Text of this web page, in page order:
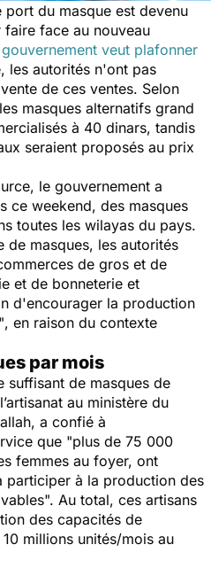
du masque est devenu
face au nouveau
veut plafonner
les autorités n'ont pas
de ces ventes. Selon
masques alternatifs grand
à 40 dinars, tandis
seraient proposés au prix
le gouvernement a
ce weekend, des masques
toutes les wilayas du pays.
de masques, les autorités
de gros et de
et de bonneterie et
d'encourager la production
, en raison du contexte
par mois
suffisant de masques de
au ministère du
a confié à
que "plus de 75 000
femmes au foyer, ont
participer à la production des
Au total, ces artisans
des capacités de
millions unités/mois au